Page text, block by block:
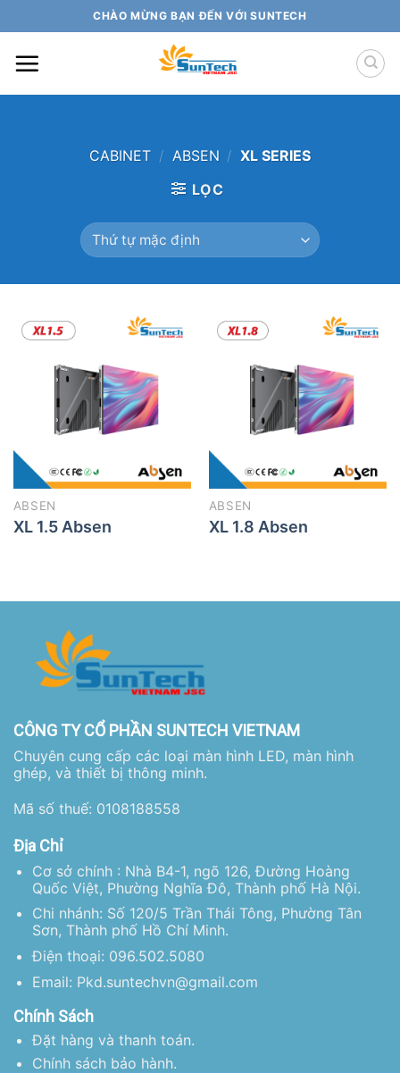
to
content
CHÀO MỪNG BẠN ĐẾN VỚI SUNTECH
CABINET / ABSEN / XL SERIES
LỌC
ABSEN
XL 1.5 Absen
ABSEN
XL 1.8 Absen
CÔNG TY CỔ PHẦN SUNTECH VIETNAM
Chuyên cung cấp các loại màn hình LED, màn hình
ghép, và thiết bị thông minh.
Mã số thuế: 0108188558
Địa Chỉ
Cơ sở chính : Nhà B4-1, ngõ 126, Đường Hoàng
Quốc Việt, Phường Nghĩa Đô, Thành phố Hà Nội.
Chi nhánh: Số 120/5 Trần Thái Tông, Phường Tân
Sơn, Thành phố Hồ Chí Minh.
Điện thoại: 096.502.5080
Email: Pkd.suntechvn@gmail.com
Chính Sách
Đặt hàng và thanh toán.
Chính sách bảo hành.